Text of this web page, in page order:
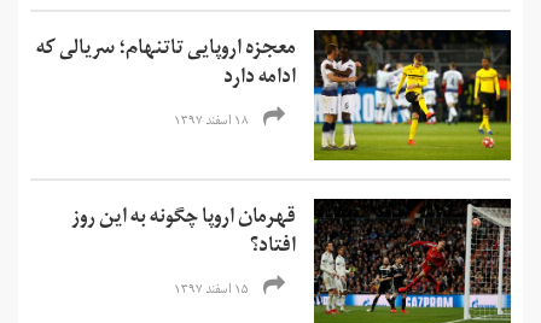
معجزه اروپایی تاتنهام؛ سریالی که
ادامه دارد
۱۸ اسفند ۱۳۹۷
قهرمان اروپا چگونه به این روز
افتاد؟
۱۵ اسفند ۱۳۹۷